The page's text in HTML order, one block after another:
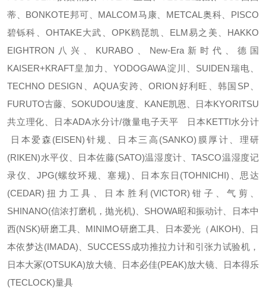
蒂、BONKOTE邦可、MALCOM马康、METCAL奥科、PISCO
碧铄科、OHTAKE大武、OPK鸥琵凯、ELM易之美、HAKKO
EIGHTRON八兴、KURABO、New-Era新时代、德国
KAISER+KRAFT皇加力、YODOGAWA淀川、SUIDEN瑞电、
TECHNO DESIGN、AQUA安跨、ORION好利旺、韩国SP、
FURUTO古藤、SOKUDOU速度、KANE凯恩、日本KYORITSU
共立理化、日本ADA水分计/微量电子天平 日本KETTI水分计
日本爱森(EISEN)针规、日本三高(SANKO)膜厚计、理研
(RIKEN)水平仪、日本佐藤(SATO)温湿度计、TASCO温湿度记
录仪、JPG(螺纹环规、塞规)、日本东日(TOHNICHI)、思达
(CEDAR)扭力工具、日本胜利(VICTOR)钳子、气剪、
SHINANO(信浓打磨机，抛光机)、SHOWA昭和振动计、日本中
西(NSK)研磨工具、MINIMO研磨工具、日本爱光（AIKOH)、日
本依梦达(IMADA)、SUCCESS成功推拉力计和引张力试验机，
日本大冢(OTSUKA)放大镜、日本必佳(PEAK)放大镜、日本得乐
(TECLOCK)量具